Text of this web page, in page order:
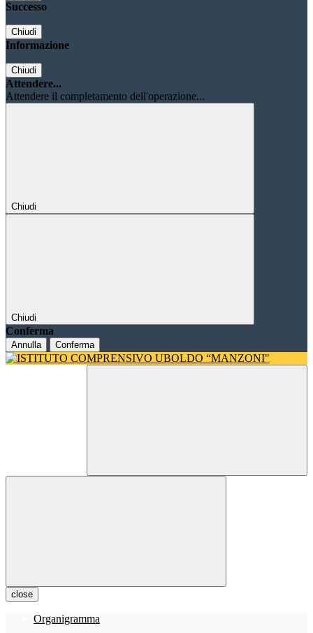
Successo
Chiudi
Informazione
Chiudi
Attendere...
Attendere il completamento dell'operazione...
Chiudi
Chiudi
Conferma
Annulla Conferma
close
Organigramma